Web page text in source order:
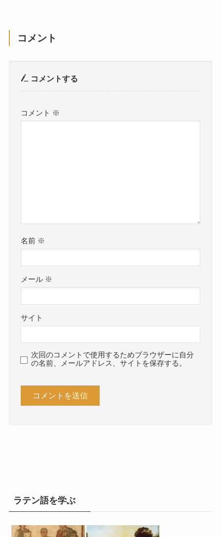
コメント
コメントする
コメント ※
名前 ※
メール ※
サイト
次回のコメントで使用するためブラウザーに自分
の名前、メールアドレス、サイトを保存する。
ラテン語を学ぶ